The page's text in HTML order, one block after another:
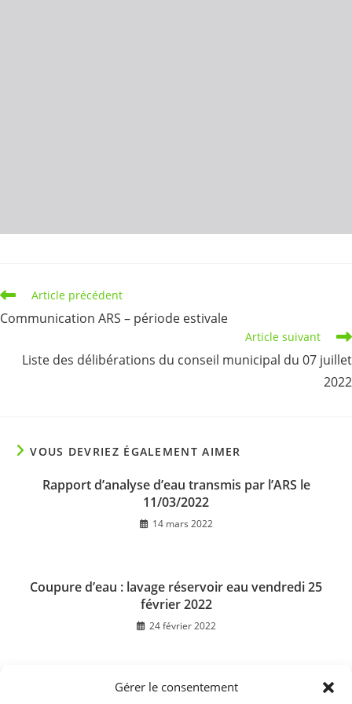
Gérer le consentement
Read
articles
Article précédent
Communication ARS – période estivale
Article suivant
Liste des délibérations du conseil municipal du 07 juillet
2022
VOUS DEVRIEZ ÉGALEMENT AIMER
Rapport d’analyse d’eau transmis par l’ARS le
11/03/2022
14 mars 2022
Coupure d’eau : lavage réservoir eau vendredi 25
février 2022
24 février 2022
Calendrier de collecte des ordures ménagères